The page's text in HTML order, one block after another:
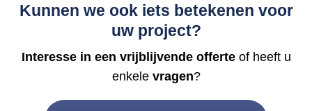
Kunnen we ook iets betekenen voor
uw project?
Interesse in een vrijblijvende offerte of heeft u
enkelevragen?